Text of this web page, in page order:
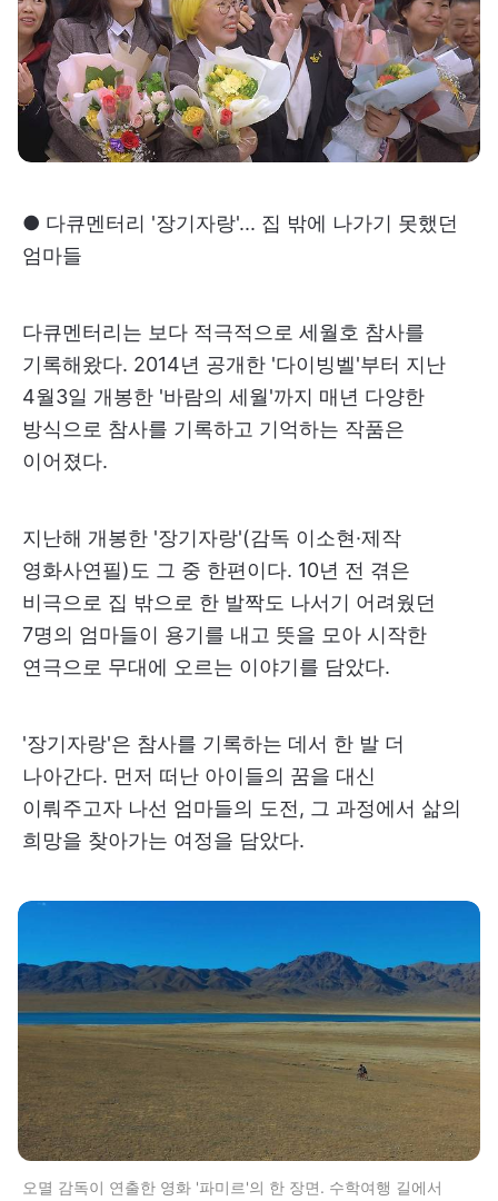
● 다큐멘터리 '장기자랑'... 집 밖에 나가기 못했던
엄마들
다큐멘터리는 보다 적극적으로 세월호 참사를
기록해왔다. 2014년 공개한 '다이빙벨'부터 지난
4월3일 개봉한 '바람의 세월'까지 매년 다양한
방식으로 참사를 기록하고 기억하는 작품은
이어졌다.
지난해 개봉한 '장기자랑'(감독 이소현·제작
영화사연필)도 그 중 한편이다. 10년 전 겪은
비극으로 집 밖으로 한 발짝도 나서기 어려웠던
7명의 엄마들이 용기를 내고 뜻을 모아 시작한
연극으로 무대에 오르는 이야기를 담았다.
'장기자랑'은 참사를 기록하는 데서 한 발 더
나아간다. 먼저 떠난 아이들의 꿈을 대신
이뤄주고자 나선 엄마들의 도전, 그 과정에서 삶의
희망을 찾아가는 여정을 담았다.
오멸 감독이 연출한 영화 '파미르'의 한 장면. 수학여행 길에서